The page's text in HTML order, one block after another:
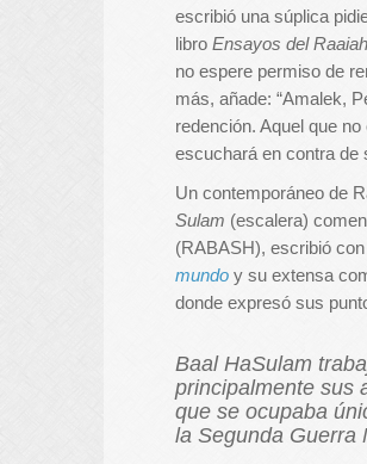
escribió una súplica
libro Ensayos del Raaiah
no espere permiso de
más, añade: “Amalek,
redención. Aquel que
escuchará en contra de
Un contemporáneo de
Sulam (escalera)
(RABASH), escribió
mundo y su extensa
donde expresó sus
Baal HaSulam
principalmente sus
que se ocupaba
la Segunda Guerra